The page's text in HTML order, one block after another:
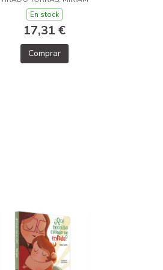
En stock
17,31 €
Comprar